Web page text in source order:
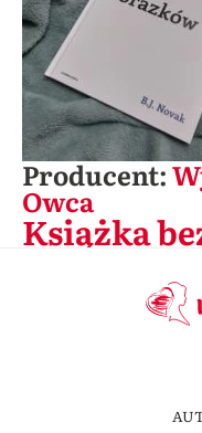
Producent:
Owca
Książka